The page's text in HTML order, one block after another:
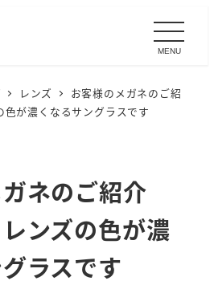
MENU
レンズ
お客様のメガネのご紹
が濃くなるサングラスです
ネのご紹介
ンズの色が濃
ラスです